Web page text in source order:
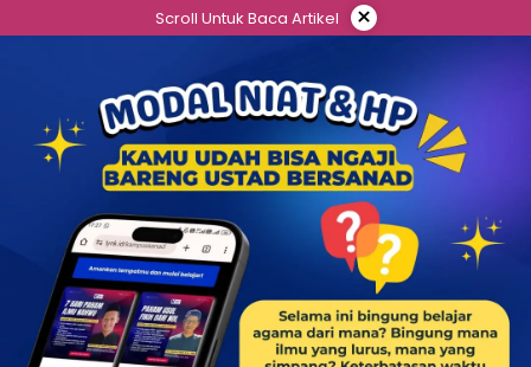
to
Scroll Untuk Baca Artikel ×